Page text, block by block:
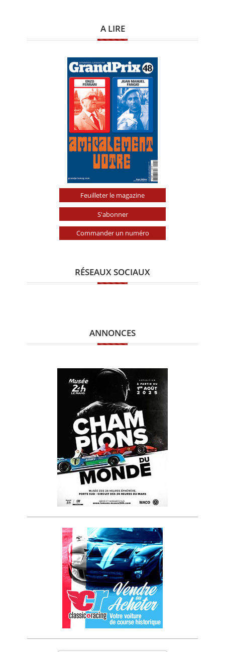
A LIRE
Feuilleter le magazine
S'abonner
Commander un numéro
RÉSEAUX SOCIAUX
ANNONCES